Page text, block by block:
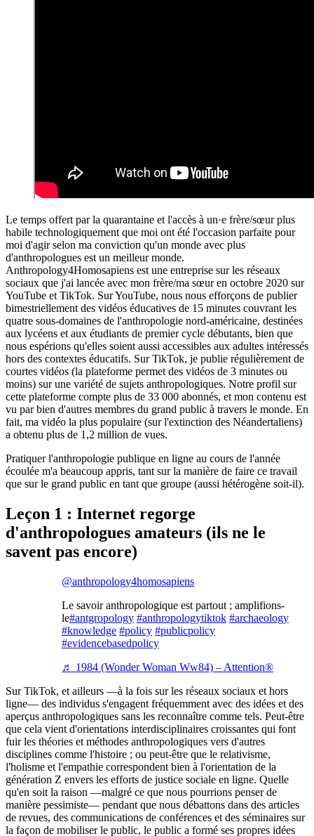
Le temps offert par la quarantaine et l'accès à un·e frère/sœur plus
habile technologiquement que moi ont été l'occasion parfaite pour
moi d'agir selon ma conviction qu'un monde avec plus
d'anthropologues est un meilleur monde.
Anthropology4Homosapiens est une entreprise sur les réseaux
sociaux que j'ai lancée avec mon frère/ma sœur en octobre 2020 sur
YouTube et TikTok. Sur YouTube, nous nous efforçons de publier
bimestriellement des vidéos éducatives de 15 minutes couvrant les
quatre sous-domaines de l'anthropologie nord-américaine, destinées
aux lycéens et aux étudiants de premier cycle débutants, bien que
nous espérions qu'elles soient aussi accessibles aux adultes intéressés
hors des contextes éducatifs. Sur TikTok, je publie régulièrement de
courtes vidéos (la plateforme permet des vidéos de 3 minutes ou
moins) sur une variété de sujets anthropologiques. Notre profil sur
cette plateforme compte plus de 33 000 abonnés, et mon contenu est
vu par bien d'autres membres du grand public à travers le monde. En
fait, ma vidéo la plus populaire (sur l'extinction des Néandertaliens)
a obtenu plus de 1,2 million de vues.
Pratiquer l'anthropologie publique en ligne au cours de l'année
écoulée m'a beaucoup appris, tant sur la manière de faire ce travail
que sur le grand public en tant que groupe (aussi hétérogène soit-il).
Leçon 1 : Internet regorge
d'anthropologues amateurs (ils ne le
savent pas encore)
@anthropology4homosapiens
Le savoir anthropologique est partout ; amplifions-
le#antgropology #anthropologytiktok #archaeology
#knowledge #policy #publicpolicy
#evidencebasedpolicy
♬ 1984 (Wonder Woman Ww84) – Attention®
Sur TikTok, et ailleurs —à la fois sur les réseaux sociaux et hors
ligne— des individus s'engagent fréquemment avec des idées et des
aperçus anthropologiques sans les reconnaître comme tels. Peut-être
que cela vient d'orientations interdisciplinaires croissantes qui font
fuir les théories et méthodes anthropologiques vers d'autres
disciplines comme l'histoire ; ou peut-être que le relativisme,
l'holisme et l'empathie correspondent bien à l'orientation de la
génération Z envers les efforts de justice sociale en ligne. Quelle
qu'en soit la raison —malgré ce que nous pourrions penser de
manière pessimiste— pendant que nous débattons dans des articles
de revues, des communications de conférences et des séminaires sur
la façon de mobiliser le public, le public a formé ses propres idées